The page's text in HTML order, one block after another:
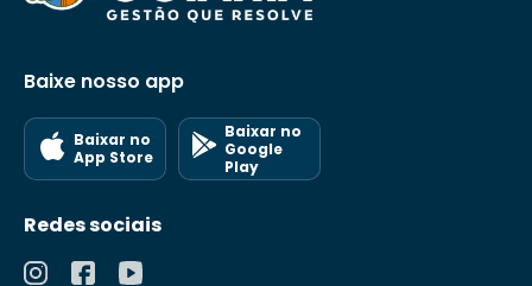
Baixe nosso app
Baixar no
App Store
Baixar no
Google
Play
Redes sociais